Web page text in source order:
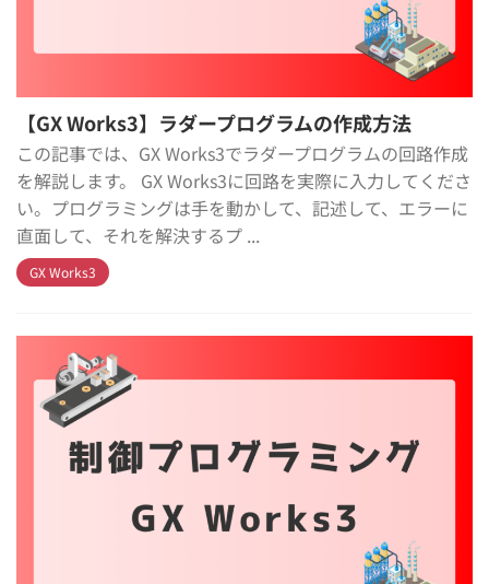
【GX Works3】ラダープログラムの作成方法
この記事では、GX Works3でラダープログラムの回路作成
を解説します。 GX Works3に回路を実際に入力してくださ
い。プログラミングは手を動かして、記述して、エラーに
直面して、それを解決するプ ...
GX Works3